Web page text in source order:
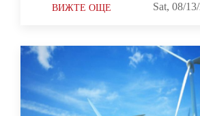
ВИЖТЕ ОЩЕ Sat, 08/